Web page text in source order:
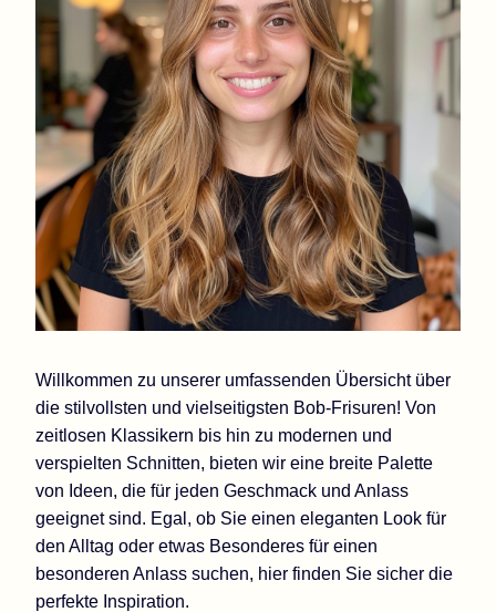
Willkommen zu unserer umfassenden Übersicht über
die stilvollsten und vielseitigsten Bob-Frisuren! Von
zeitlosen Klassikern bis hin zu modernen und
verspielten Schnitten, bieten wir eine breite Palette
von Ideen, die für jeden Geschmack und Anlass
geeignet sind. Egal, ob Sie einen eleganten Look für
den Alltag oder etwas Besonderes für einen
besonderen Anlass suchen, hier finden Sie sicher die
perfekte Inspiration.